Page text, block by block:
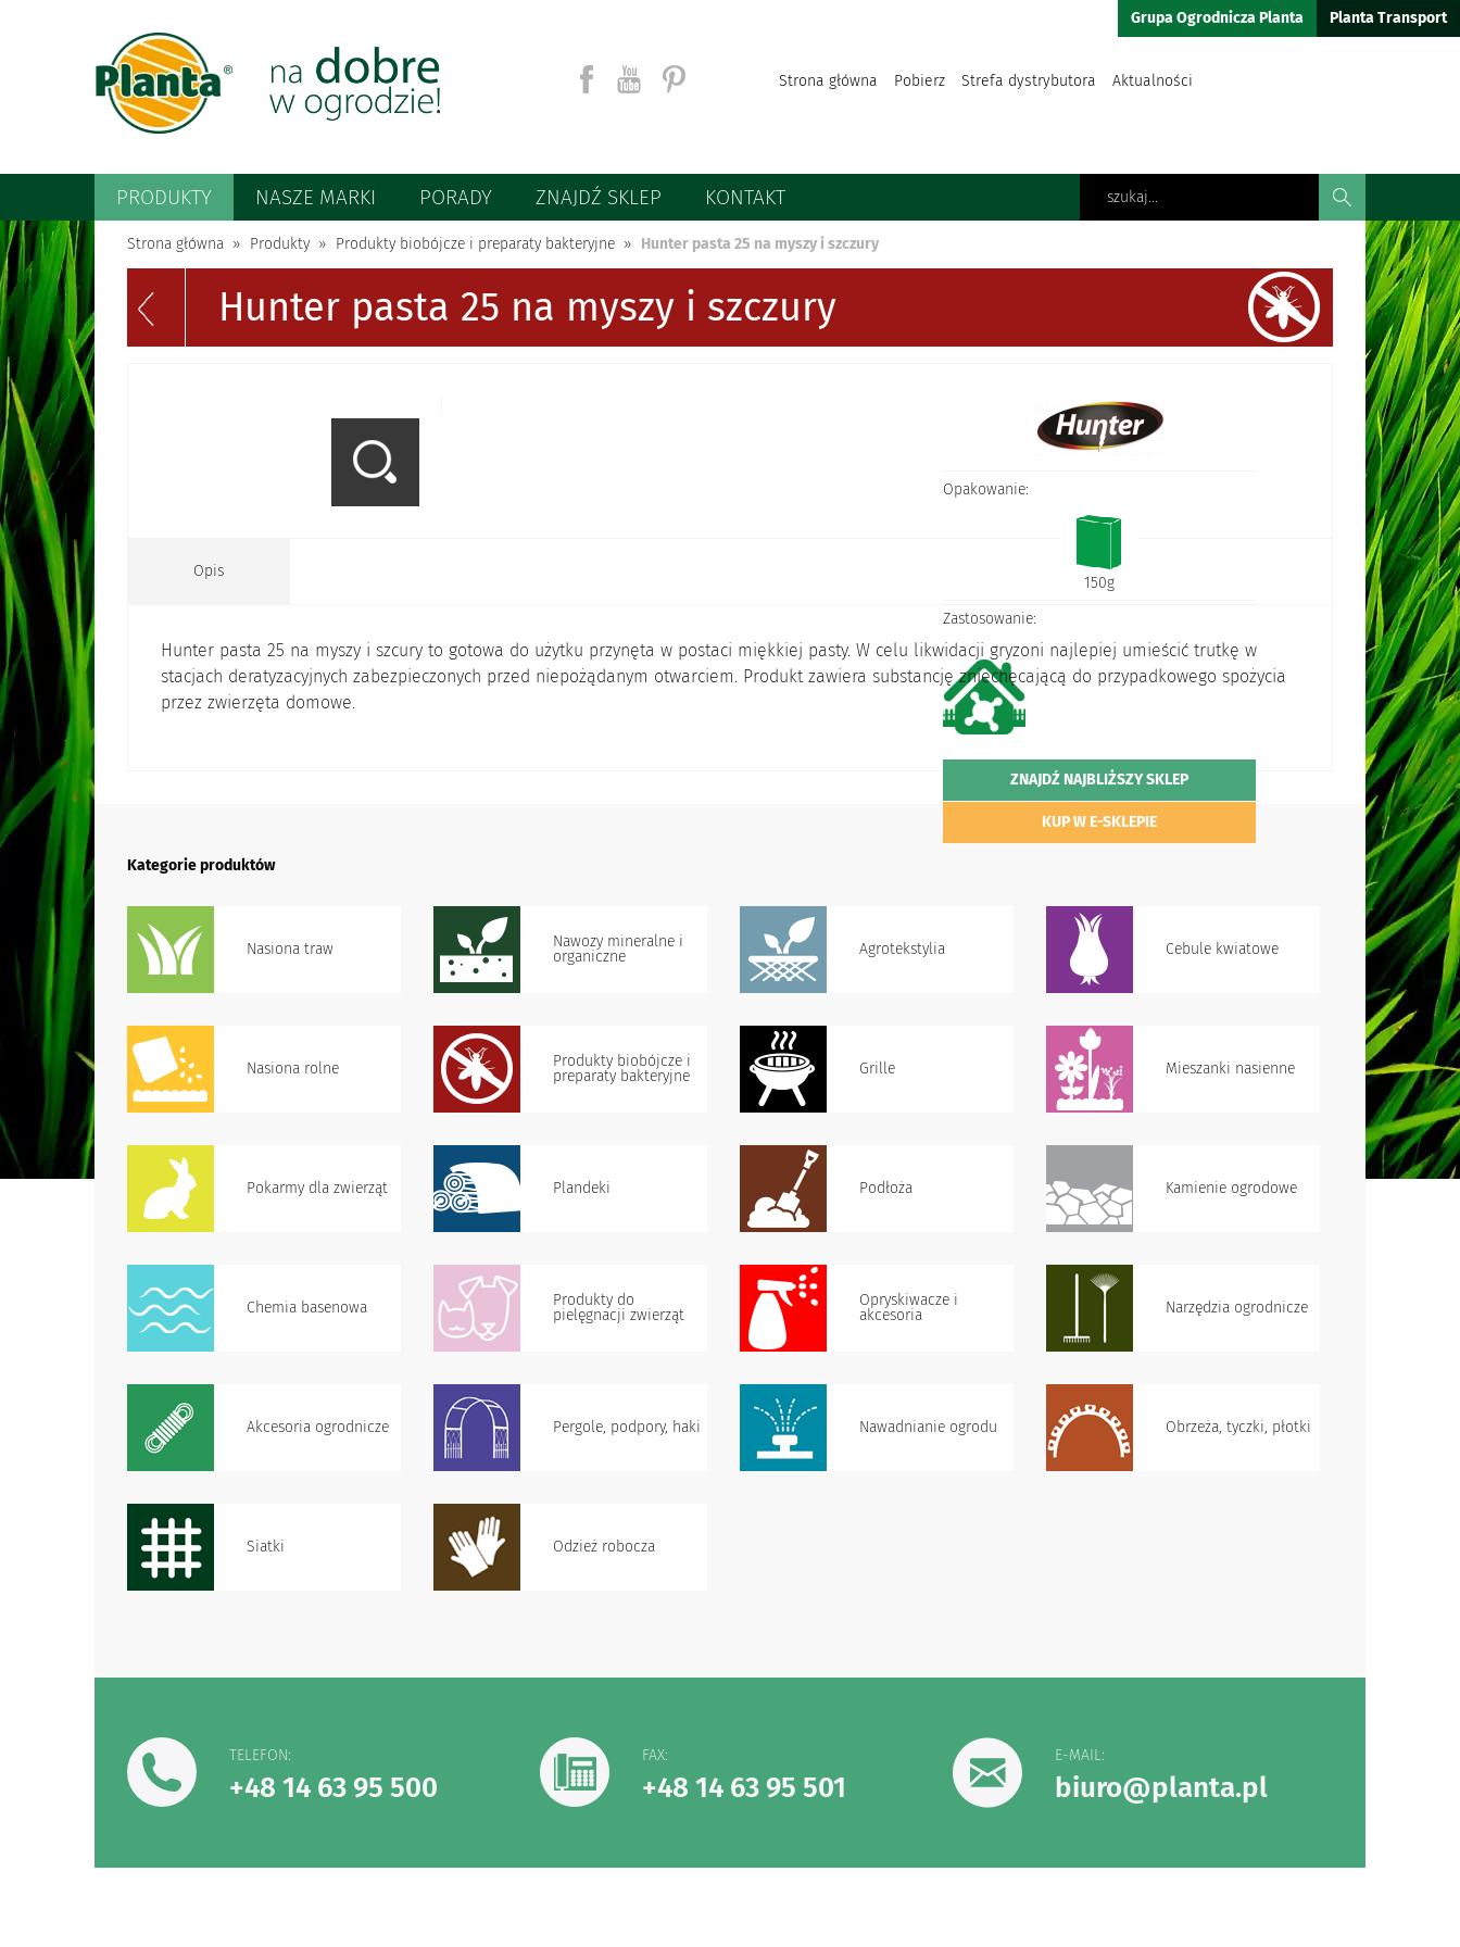
Strona główna Pobierz Strefa dystrybutora Aktualności
Grupa Ogrodnicza Planta Planta Transport
PRODUKTY NASZE MARKI PORADY ZNAJDŹ SKLEP KONTAKTSzukaj
Strona główna Produkty Produkty biobójcze i preparaty bakteryjne Hunter pasta 25 na myszy i szczury
Hunter pasta 25 na myszy i szczury
Opakowanie:
150g
Zastosowanie:
ZNAJDŹ NAJBLIŻSZY SKLEP
KUP W E-SKLEPIE
Opis
Hunter pasta 25 na myszy i szcury to gotowa do użytku przynęta w postaci miękkiej pasty. W celu likwidacji gryzoni najlepiej umieścić trutkę w
stacjach deratyzacyjnych zabezpieczonych przed niepożądanym otwarciem. Produkt zawiera substancję zniechęcającą do przypadkowego spożycia
przez zwierzęta domowe.
Kategorie produktów
Nasiona traw
Nawozy mineralne i
organiczne
Agrotekstylia Cebule kwiatowe
Nasiona rolne
Produkty biobójcze i
preparaty bakteryjne
Grille Mieszanki nasienne
Pokarmy dla zwierząt Plandeki Podłoża Kamienie ogrodowe
Chemia basenowa
Produkty do
pielęgnacji zwierząt
Opryskiwacze i
akcesoria
Narzędzia ogrodnicze
Akcesoria ogrodnicze Pergole, podpory, haki Nawadnianie ogrodu Obrzeża, tyczki, płotki
Siatki Odzież robocza
TELEFON:
+48 14 63 95 500
FAX:
+48 14 63 95 501
E-MAIL:
biuro@planta.pl